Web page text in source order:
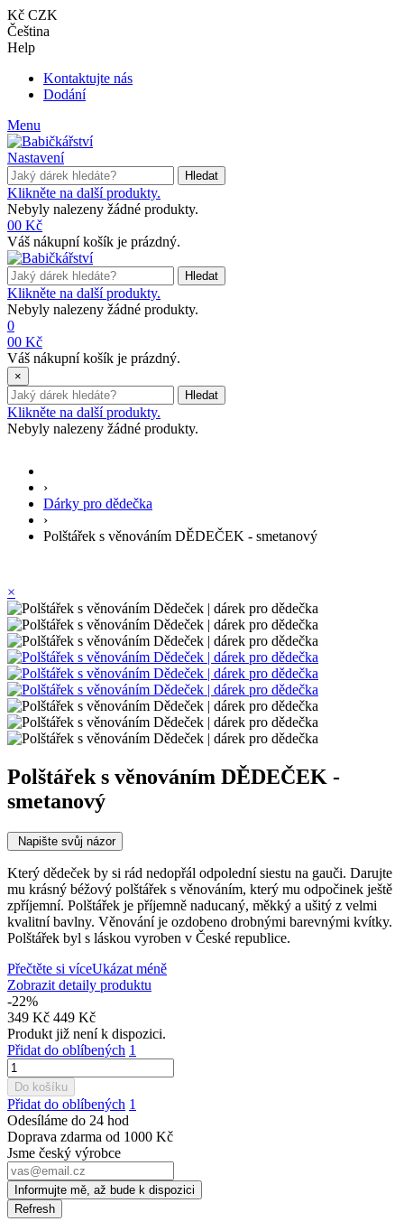
Kč CZK
Čeština
Help
Kontaktujte nás
Dodání
Menu
Nastavení
Hledat
Klikněte na další produkty.
Nebyly nalezeny žádné produkty.
00 Kč
Váš nákupní košík je prázdný.
Hledat
Klikněte na další produkty.
Nebyly nalezeny žádné produkty.
0
00 Kč
Váš nákupní košík je prázdný.
×
Hledat
Klikněte na další produkty.
Nebyly nalezeny žádné produkty.
›
Dárky pro dědečka
›
Polštářek s věnováním DĚDEČEK - smetanový
×
Polštářek s věnováním DĚDEČEK -
smetanový
Napište svůj názor
Který dědeček by si rád nedopřál odpolední siestu na gauči. Darujte
mu krásný béžový polštářek s věnováním, který mu odpočinek ještě
zpříjemní. Polštářek je příjemně naducaný, měkký a ušitý z velmi
kvalitní bavlny. Věnování je ozdobeno drobnými barevnými kvítky.
Polštářek byl s láskou vyroben v České republice.
Přečtěte si víceUkázat méně
Zobrazit detaily produktu
-22%
349 Kč 449 Kč
Produkt již není k dispozici.
Přidat do oblíbených 1
Do košíku
Přidat do oblíbených 1
Odesíláme do 24 hod
Doprava zdarma od 1000 Kč
Jsme český výrobce
Informujte mě, až bude k dispozici